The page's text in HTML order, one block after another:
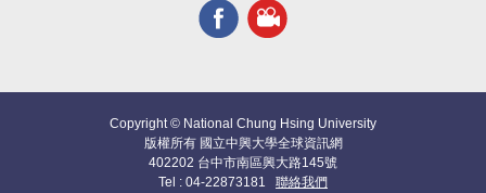
Copyright © National Chung Hsing University
版權所有 國立中興大學全球資訊網
402202 台中市南區興大路145號
Tel : 04-22873181 聯絡我們